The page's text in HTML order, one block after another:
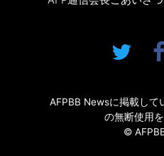
AFPBB Newsに掲載して
の無断使用を
©